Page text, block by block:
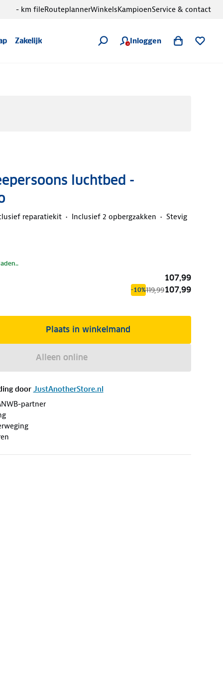
Zakelijk Inloggen
- km fileRouteplannerWinkelsKampioenService & contact
luchtbed -
reparatiekit Inclusief 2 opbergzakken Stevig
107,99
-10%119,99107,99
Plaats in winkelmand
Alleen online
door JustAnotherStore.nl
partner